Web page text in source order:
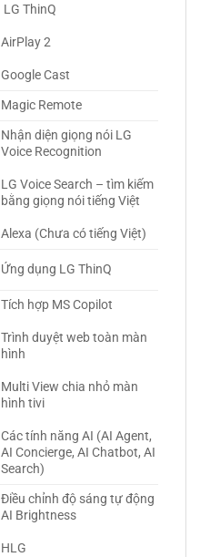
LG ThinQ
AirPlay 2
Google Cast
Magic Remote
Nhận diện giọng nói LG
Voice Recognition
LG Voice Search – tìm kiếm
bằng giọng nói tiếng Việt
Alexa (Chưa có tiếng Việt)
Ứng dụng LG ThinQ
Tích hợp MS Copilot
Trình duyệt web toàn màn
hình
Multi View chia nhỏ màn
hình tivi
Các tính năng AI (AI Agent,
AI Concierge, AI Chatbot, AI
Search)
Điều chỉnh độ sáng tự động
AI Brightness
HLG